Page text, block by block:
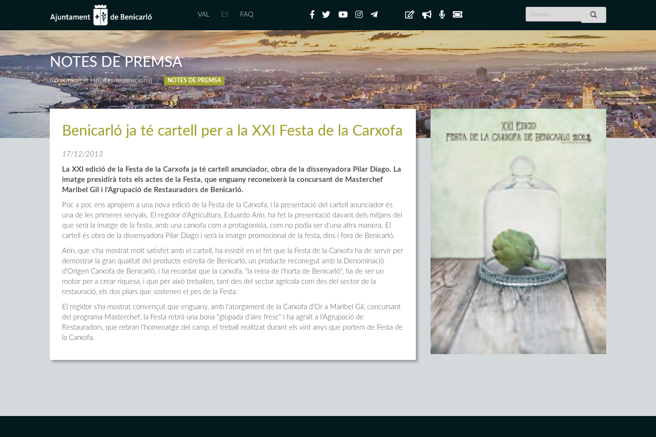
VAL ES FAQ
NOTES DE PREMSA
Comunicació i Imatge Institucional NOTES DE PREMSA
Benicarló ja té cartell per a la XXI Festa de la Carxofa
17/12/2013
La XXI edició de la Festa de la Carxofa ja té cartell anunciador, obra de la dissenyadora Pilar Diago. La
imatge presidirà tots els actes de la Festa, que enguany reconeixerà la concursant de Masterchef
Maribel Gil i l'Agrupació de Restauradors de Benicarló.
Poc a poc ens apropem a una nova edició de la Festa de la Carxofa, i la presentació del cartell anunciador és
una de les primeres senyals. El regidor d'Agricultura, Eduardo Arín, ha fet la presentació davant dels mitjans del
que serà la imatge de la festa, amb una carxofa com a protagonista, com no podia ser d'una altra manera. El
cartell és obra de la dissenyadora Pilar Diago i serà la imatge promocional de la festa, dins i fora de Benicarló.
Arín, que s'ha mostrat molt satisfet amb el cartell, ha insistit en el fet que la Festa de la Carxofa ha de servir per
demostrar la gran qualitat del producte estrella de Benicarló, un producte reconegut amb la Denominació
d'Origen Carxofa de Benicarló, i ha recordat que la carxofa, "la reina de l'horta de Benicarló", ha de ser un
motor per a crear riquesa, i que per això treballen, tant des del sector agrícola com des del sector de la
restauració, els dos pilars que sostenen el pes de la Festa.
El regidor s'ha mostrat convençut que enguany, amb l'atorgament de la Carxofa d'Or a Maribel Gil, concursant
del programa Masterchef, la Festa rebrà una bona "glopada d'aire fresc" i ha agraït a l'Agrupació de
Restauradors, que rebran l'homenatge del camp, el treball realitzat durant els vint anys que portem de Festa de
la Carxofa.